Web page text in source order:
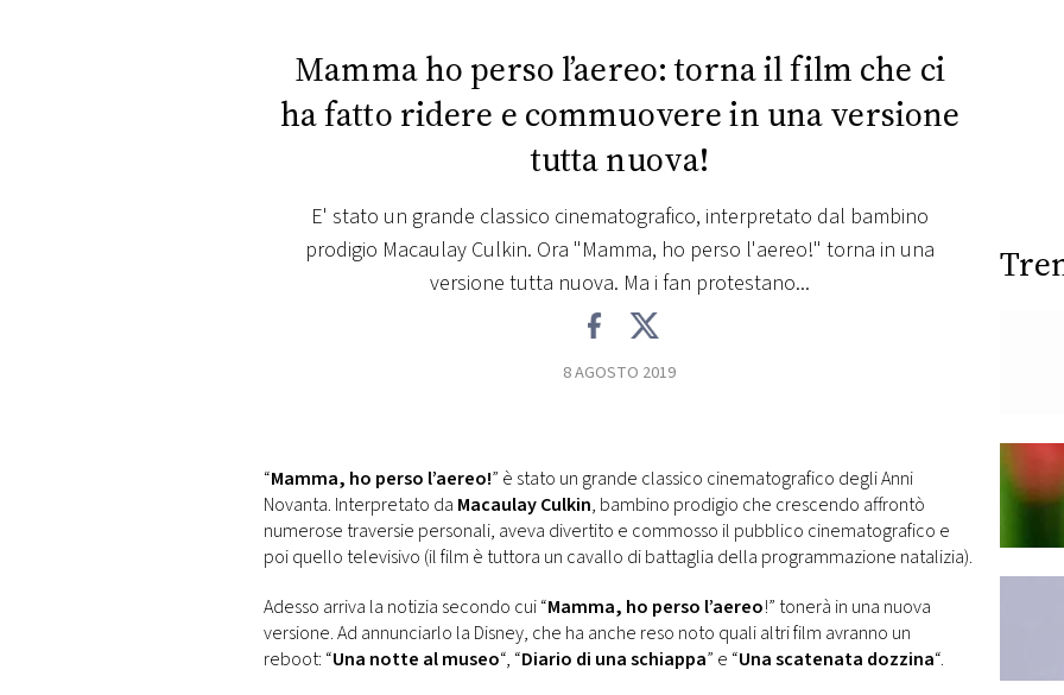
VIDEO
MONACO
Mamma ho perso l’aereo: torna il film che ci
ha fatto ridere e commuovere in una versione
tutta nuova!
E' stato un grande classico cinematografico, interpretato dal bambino
prodigio Macaulay Culkin. Ora "Mamma, ho perso l'aereo!" torna in una
versione tutta nuova. Ma i fan protestano...
8 AGOSTO 2019
“Mamma, ho perso l’aereo!” è stato un grande classico cinematografico degli Anni
Novanta. Interpretato da Macaulay Culkin, bambino prodigio che crescendo affrontò
numerose traversie personali, aveva divertito e commosso il pubblico cinematografico e
poi quello televisivo (il film è tuttora un cavallo di battaglia della programmazione natalizia).
Adesso arriva la notizia secondo cui “Mamma, ho perso l’aereo!” tonerà in una nuova
versione. Ad annunciarlo la Disney, che ha anche reso noto quali altri film avranno un
reboot: “Una notte al museo“, “Diario di una schiappa” e “Una scatenata dozzina“.